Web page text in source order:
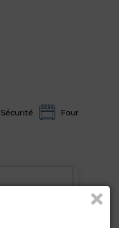
Sécurité Four